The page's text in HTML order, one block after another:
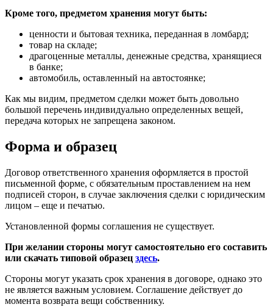
Кроме того, предметом хранения могут быть:
ценности и бытовая техника, переданная в ломбард;
товар на складе;
драгоценные металлы, денежные средства, хранящиеся
в банке;
автомобиль, оставленный на автостоянке;
Как мы видим, предметом сделки может быть довольно
большой перечень индивидуально определенных вещей,
передача которых не запрещена законом.
Форма и образец
Договор ответственного хранения оформляется в простой
письменной форме, с обязательным проставлением на нем
подписей сторон, в случае заключения сделки с юридическим
лицом – еще и печатью.
Установленной формы соглашения не существует.
При желании стороны могут самостоятельно его составить
или скачать типовой образец здесь.
Стороны могут указать срок хранения в договоре, однако это
не является важным условием. Соглашение действует до
момента возврата вещи собственнику.